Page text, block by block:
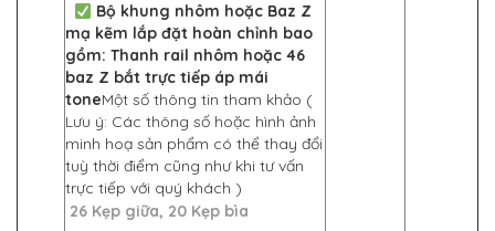
Bộ khung nhôm hoặc Baz Z
mạ kẽm lắp đặt hoàn chỉnh bao
gồm: Thanh rail nhôm hoặc 46
baz Z bắt trực tiếp áp mái
toneMột số thông tin tham khảo (
Lưu ý: Các thông số hoặc hình ảnh
minh hoạ sản phẩm có thể thay đổi
tuỳ thời điểm cũng như khi tư vấn
trực tiếp với quý khách )
26 Kẹp giữa, 20 Kẹp bìa